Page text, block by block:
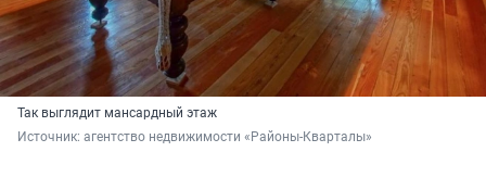
Так выглядит мансардный этаж
Источник: агентство недвижимости «Районы-Кварталы»